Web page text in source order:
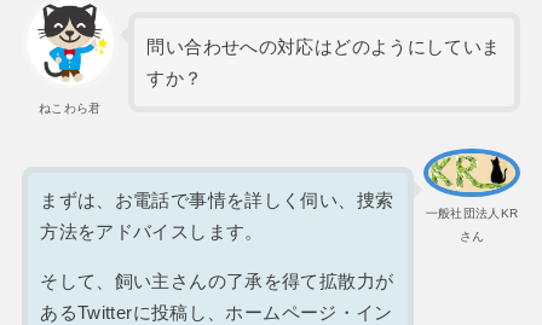
ねこわら君
問い合わせへの対応はどのようにしていま
すか？
一般社団法人KR
さん
まずは、お電話で事情を詳しく伺い、捜索
方法をアドバイスします。
そして、飼い主さんの了承を得て拡散力が
あるTwitterに投稿し、ホームページ・イン